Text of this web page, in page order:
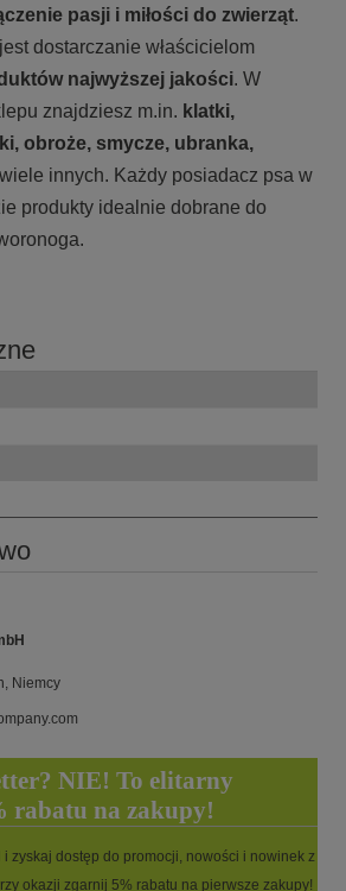
pasji i miłości do zwierząt.
dostarczanie właścicielom
najwyższej jakości. W
znajdziesz m.in. klatki,
obroże, smycze, ubranka,
innych. Każdy posiadacz psa w
produkty idealnie dobrane do
Niemcy
NIE! To elitarny
rabatu na zakupy!
zyskaj dostęp do promocji, nowości i nowinek z
okazji zgarnij 5% rabatu na pierwsze zakupy!